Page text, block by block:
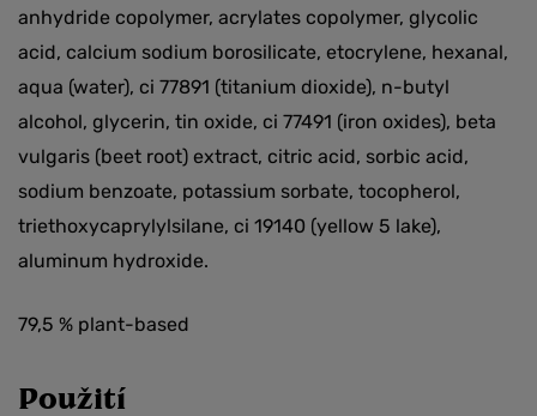
anhydride copolymer, acrylates copolymer, glycolic
acid, calcium sodium borosilicate, etocrylene, hexanal,
aqua (water), ci 77891 (titanium dioxide), n-butyl
alcohol, glycerin, tin oxide, ci 77491 (iron oxides), beta
vulgaris (beet root) extract, citric acid, sorbic acid,
sodium benzoate, potassium sorbate, tocopherol,
triethoxycaprylylsilane, ci 19140 (yellow 5 lake),
aluminum hydroxide.
79,5 % plant-based
Použití